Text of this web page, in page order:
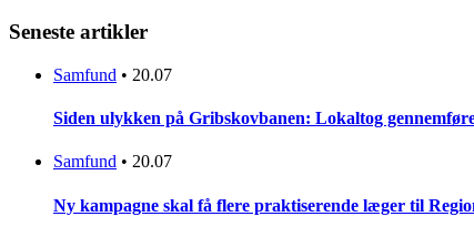
Seneste artikler
Samfund • 20.07
Siden ulykken på Gribskovbanen: Lokaltog
Samfund • 20.07
Ny kampagne skal få flere praktiserende læger til